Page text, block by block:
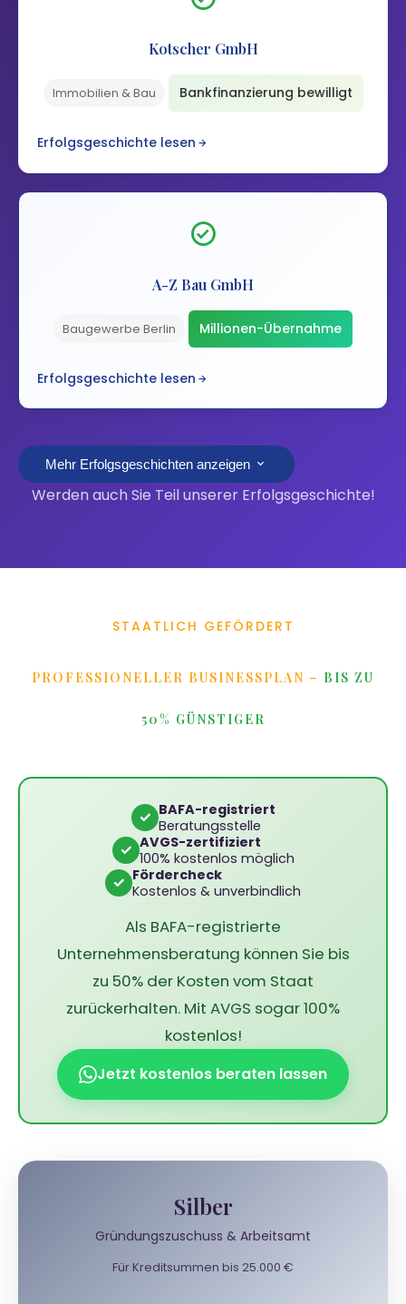
Kotscher GmbH
Immobilien & Bau Bankfinanzierung bewilligt
Erfolgsgeschichte lesen
A-Z Bau GmbH
Baugewerbe Berlin Millionen-Übernahme
Erfolgsgeschichte lesen
Mehr Erfolgsgeschichten anzeigen
Werden auch Sie Teil unserer Erfolgsgeschichte!
STAATLICH GEFÖRDERT
PROFESSIONELLER BUSINESSPLAN – BIS ZU
50% GÜNSTIGER
✓ BAFA-registriert
Beratungsstelle
✓ AVGS-zertifiziert
100% kostenlos möglich
✓ Fördercheck
Kostenlos & unverbindlich
Als BAFA-registrierte
Unternehmensberatung können Sie bis
zu 50% der Kosten vom Staat
zurückerhalten. Mit AVGS sogar 100%
kostenlos!
Jetzt kostenlos beraten lassen
Silber
Gründungszuschuss & Arbeitsamt
Für Kreditsummen bis 25.000 €